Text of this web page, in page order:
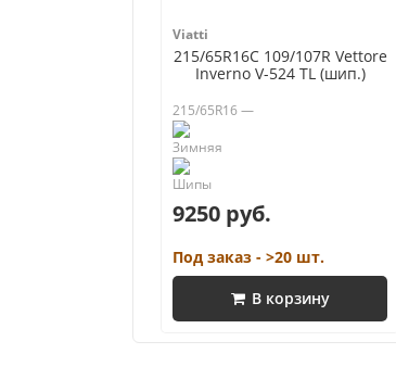
Viatti
215/65R16C 109/107R Vettore
Inverno V-524 TL (шип.)
215/65R16 —
9250 руб.
Под заказ - >20 шт.
В корзину